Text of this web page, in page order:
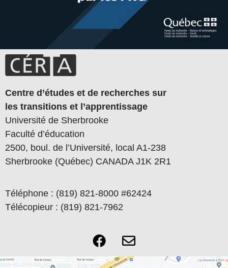
Centre d’études et de recherches sur
les transitions et l’apprentissage
Université de Sherbrooke
Faculté d’éducation
2500, boul. de l’Université, local A1-238
Sherbrooke (Québec) CANADA J1K 2R1
Téléphone : (819) 821-8000 #62424
Télécopieur : (819) 821-7962